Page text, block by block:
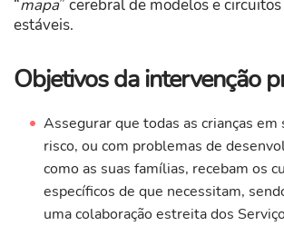
“mapa” cerebral de modelos e
estáveis.
Objetivos da intervenção
Assegurar que todas as crianças em
risco, ou com problemas de
como as suas famílias, recebam os
específicos de que necessitam,
uma colaboração estreita dos